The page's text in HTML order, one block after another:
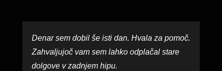
Denar sem dobil še isti dan. Hvala za pomoč.
Zahvaljujoč vam sem lahko odplačal stare
dolgove v zadnjem hipu.